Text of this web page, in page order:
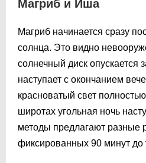
Магриб и Иша
Магриб начинается сразу
солнца. Это видно
солнечный диск опускается
наступает с окончанием
красноватый свет
широтах угольная ночь
методы предлагают разные
фиксированных 90 минут до